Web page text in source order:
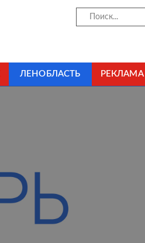
ЛЕНОБЛАСТЬ РЕКЛАМА